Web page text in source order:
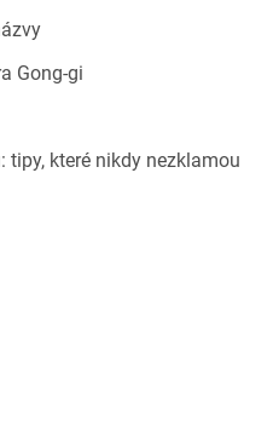
Gong-gi
tipy, které nikdy nezklamou